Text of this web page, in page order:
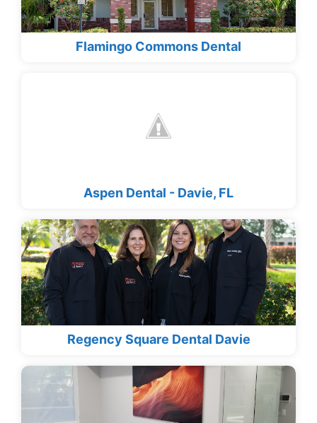
Flamingo Commons Dental
Aspen Dental - Davie, FL
Regency Square Dental Davie